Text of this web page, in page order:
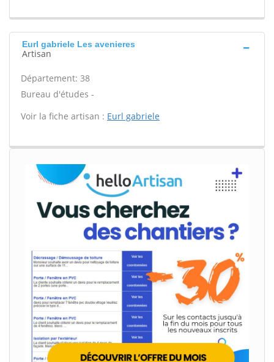
Eurl gabriele Les avenieres
Artisan
Département: 38
Bureau d'études -
Voir la fiche artisan : Eurl gabriele